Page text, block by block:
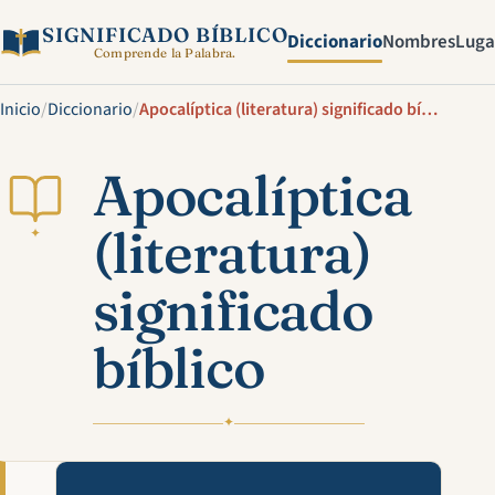
SIGNIFICADO BÍBLICO
Comprende la Palabra. DiccionarioNombres
Inicio/Diccionario/ Apocalíptica (literatura) significado bíblico
✦
Apocalíptica
(literatura)
significado
bíblico
✦
Mira esta explicación en